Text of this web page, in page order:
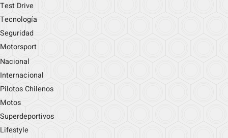
Test Drive
Tecnología
Seguridad
Motorsport
Nacional
Internacional
Pilotos Chilenos
Motos
Superdeportivos
Lifestyle